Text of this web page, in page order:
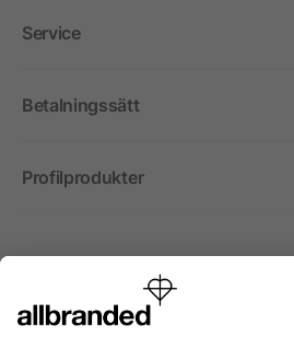
Service
Betalningssätt
Profilprodukter